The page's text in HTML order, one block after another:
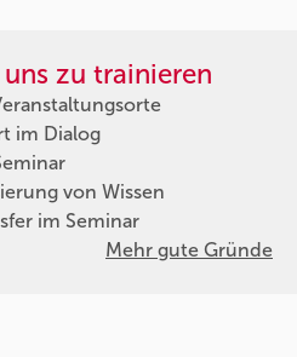
zu trainieren
im Dialog
von Wissen
im Seminar
Mehr gute Gründe